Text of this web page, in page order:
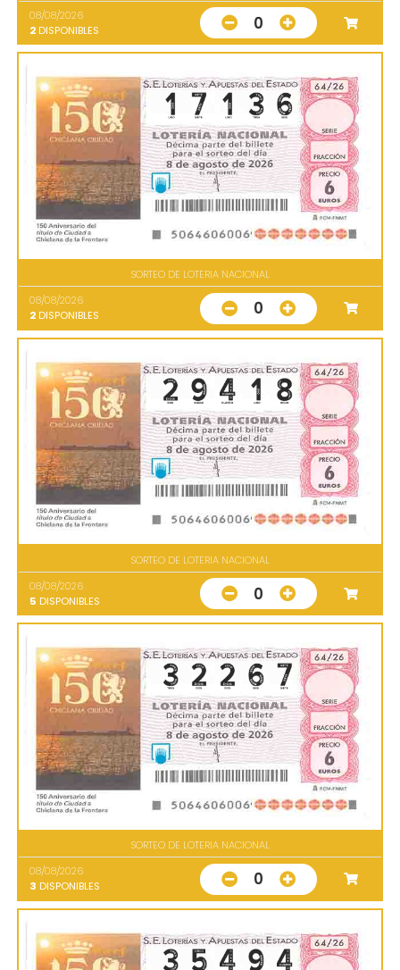
08/08/2026
2 DISPONIBLES 0
SORTEO DE LOTERIA NACIONAL
08/08/2026
2 DISPONIBLES 0
SORTEO DE LOTERIA NACIONAL
08/08/2026
5 DISPONIBLES 0
SORTEO DE LOTERIA NACIONAL
08/08/2026
3 DISPONIBLES 0